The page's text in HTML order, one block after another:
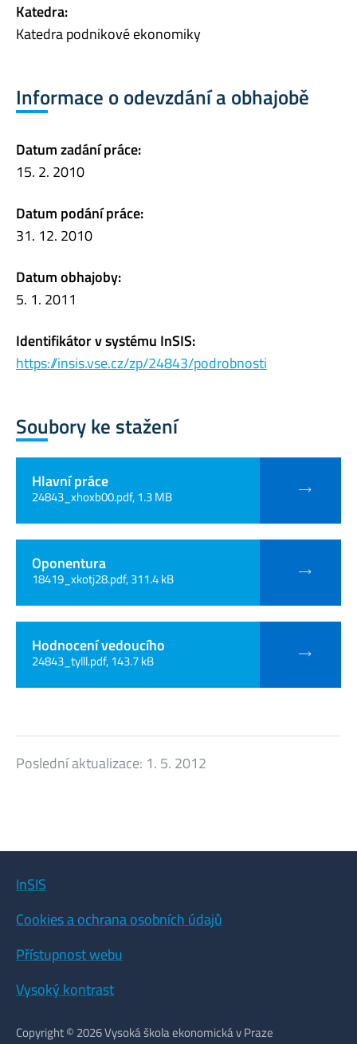
Katedra:
Katedra podnikové ekonomiky
Informace o odevzdání a obhajobě
Datum zadání práce:
15. 2. 2010
Datum podání práce:
31. 12. 2010
Datum obhajoby:
5. 1. 2011
Identifikátor v systému InSIS:
https://insis.vse.cz/zp/24843/podrobnosti
Soubory ke stažení
Hlavní práce
24843_xhoxb00.pdf, 1.3 MB
Oponentura
18419_xkotj28.pdf, 311.4 kB
Hodnocení vedoucího
24843_tylll.pdf, 143.7 kB
Poslední aktualizace: 1. 5. 2012
InSIS
Cookies a ochrana osobních údajů
Přístupnost webu
Vysoký kontrast
Copyright © 2026 Vysoká škola ekonomická v Praze